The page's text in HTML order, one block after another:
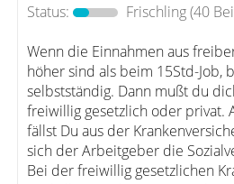
Status:
Frischling(40
Wenn die Einnahmen aus
höher sind als beim 15Std-Job,
selbstständig. Dann mußt du
freiwillig gesetzlich oder privat.
fällst Du aus der
sich der Arbeitgeber die
Bei der freiwillig gesetzlichen